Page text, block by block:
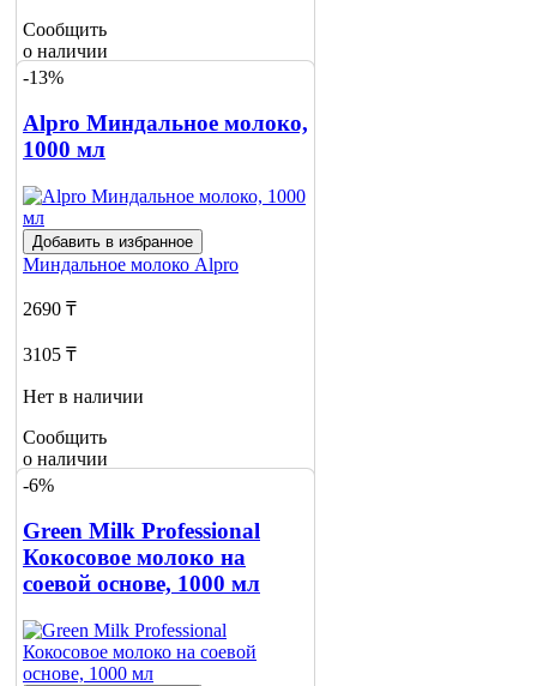
Сообщить
о наличии
-13%
Alpro Миндальное молоко,
1000 мл
Добавить в избранное
Миндальное молоко Alpro
2690 ₸
3105 ₸
Нет в наличии
Сообщить
о наличии
-6%
Green Milk Professional
Кокосовое молоко на
соевой основе, 1000 мл